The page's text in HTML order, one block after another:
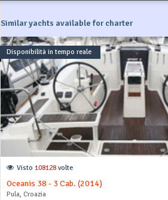
Similar yachts available for charter
Disponibilità in tempo reale
Visto 108128 volte
Oceanis 38 - 3 Cab. (2014)
Pula, Croazia